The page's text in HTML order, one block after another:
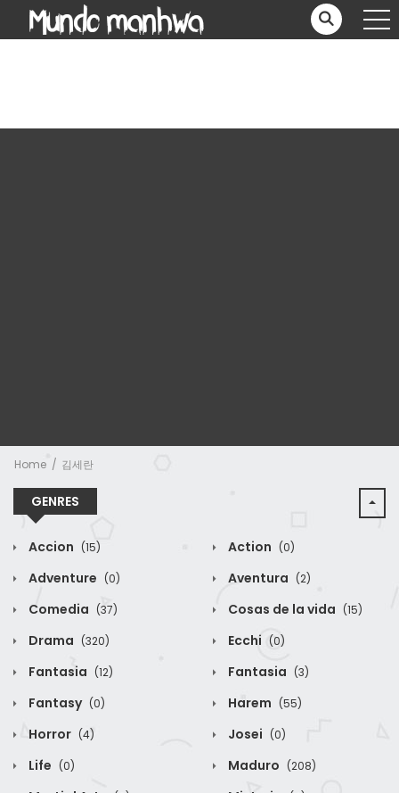
Home 김세란
GENRES
Accion (15) Action (0)
Adventure (0) Aventura (2)
Comedia (37) Cosas de la vida (15)
Drama (320) Ecchi (0)
Fantasia (12) Fantasia (3)
Fantasy (0) Harem (55)
Horror (4) Josei (0)
Life (0) Maduro (208)